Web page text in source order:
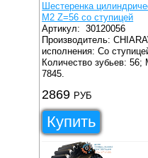
Шестеренка
M2 Z=56 со ступицей
Артикул:30120056
Производитель:
исполнения: Со
Количество зубьев: 56;
7845.
2869 РУБ
Купить